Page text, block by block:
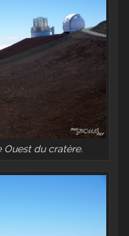
Ouest du cratère.